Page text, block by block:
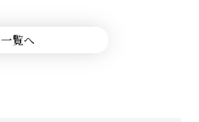
一覧へ